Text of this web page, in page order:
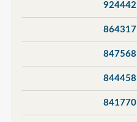
924442
864317
847568
844458
841770